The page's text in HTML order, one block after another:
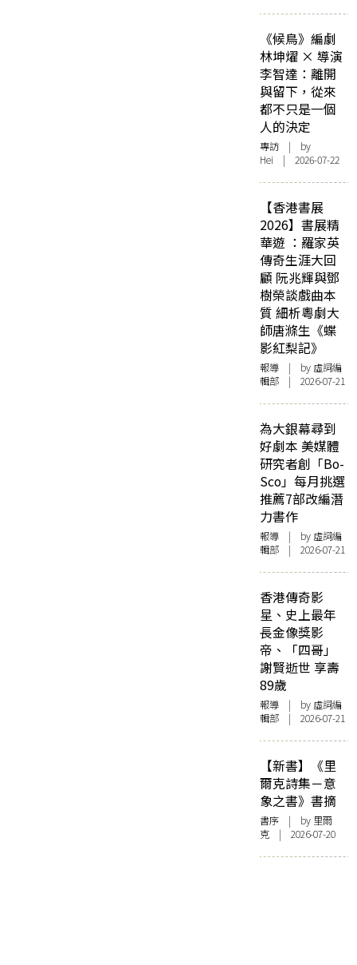
《候鳥》編劇
林坤燿 × 導演
李智達：離開
與留下，從來
都不只是一個
人的決定
專訪 | by
Hei | 2026-07-22
【香港書展
2026】書展精
華遊 ：羅家英
傳奇生涯大回
顧 阮兆輝與鄧
樹榮談戲曲本
質 細析粵劇大
師唐滌生《蝶
影紅梨記》
報導 | by 虛詞編
輯部 | 2026-07-21
為大銀幕尋到
好劇本 美媒體
研究者創「Bo-
Sco」每月挑選
推薦7部改編潛
力書作
報導 | by 虛詞編
輯部 | 2026-07-21
香港傳奇影
星、史上最年
長金像獎影
帝、「四哥」
謝賢逝世 享壽
89歲
報導 | by 虛詞編
輯部 | 2026-07-21
【新書】《里
爾克詩集－意
象之書》書摘
書序 | by 里爾
克 | 2026-07-20